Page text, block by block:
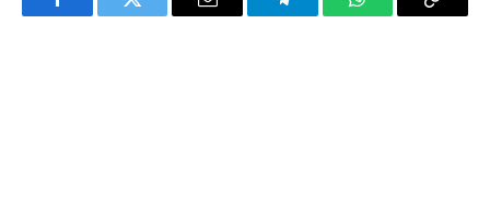
FacebookTwitter Email TelegramWhatsAppCopy